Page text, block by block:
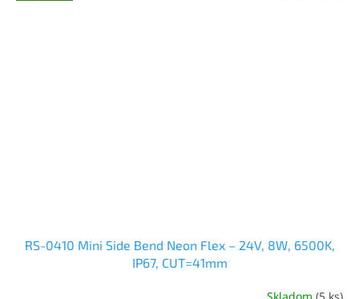
RS-0410 Mini Side Bend Neon Flex – 24V, 8W, 6500K,
IP67, CUT=41mm